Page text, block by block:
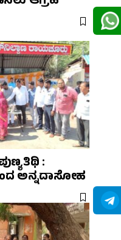
:
ಅನ್ನದಾಸೋಹ